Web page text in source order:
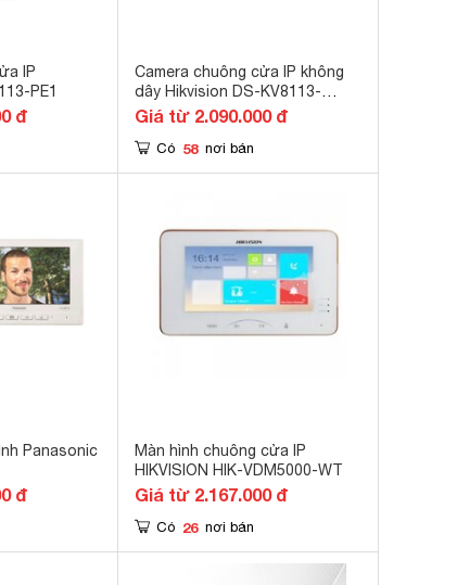
IP
PE1
đ
Camera chuông cửa IP không
dây Hikvision DS-KV8113-
WME1
Giá từ 2.090.000 đ
Có 58 nơi bán
Panasonic
đ
Màn hình chuông cửa IP
HIKVISION HIK-VDM5000-WT
Giá từ 2.167.000 đ
Có 26 nơi bán